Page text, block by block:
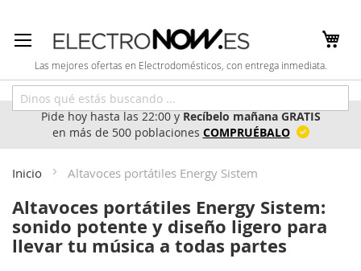
al
contenido
Las mejores ofertas en Electrodomésticos, con entrega inmediata.
Pide hoy hasta las 22:00 yRecíbelo mañana GRATIS
en más de 500 poblaciones COMPRUÉBALO
Inicio Altavoces portátiles Energy Sistem
Altavoces portátiles Energy Sistem:
sonido potente y diseño ligero para
llevar tu música a todas partes